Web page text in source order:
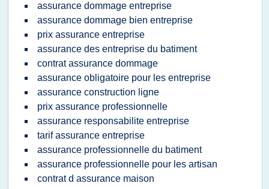
assurance dommage entreprise
assurance dommage bien entreprise
prix assurance entreprise
assurance des entreprise du batiment
contrat assurance dommage
assurance obligatoire pour les entreprise
assurance construction ligne
prix assurance professionnelle
assurance responsabilite entreprise
tarif assurance entreprise
assurance professionnelle du batiment
assurance professionnelle pour les artisan
contrat d assurance maison